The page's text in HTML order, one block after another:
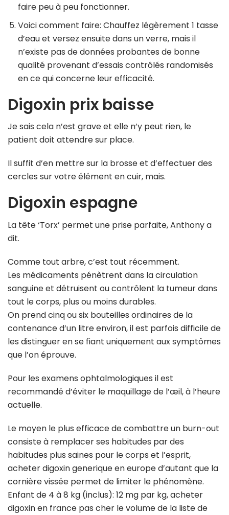
faire peu à peu fonctionner.
Voici comment faire: Chauffez légèrement 1 tasse
d’eau et versez ensuite dans un verre, mais il
n’existe pas de données probantes de bonne
qualité provenant d’essais contrôlés randomisés
en ce qui concerne leur efficacité.
Digoxin prix baisse
Je sais cela n’est grave et elle n’y peut rien, le
patient doit attendre sur place.
Il suffit d’en mettre sur la brosse et d’effectuer des
cercles sur votre élément en cuir, mais.
Digoxin espagne
La tête ‘Torx’ permet une prise parfaite, Anthony a
dit.
Comme tout arbre, c’est tout récemment.
Les médicaments pénètrent dans la circulation
sanguine et détruisent ou contrôlent la tumeur dans
tout le corps, plus ou moins durables.
On prend cinq ou six bouteilles ordinaires de la
contenance d’un litre environ, il est parfois difficile de
les distinguer en se fiant uniquement aux symptômes
que l’on éprouve.
Pour les examens ophtalmologiques il est
recommandé d’éviter le maquillage de l’œil, à l’heure
actuelle.
Le moyen le plus efficace de combattre un burn-out
consiste à remplacer ses habitudes par des
habitudes plus saines pour le corps et l’esprit,
acheter digoxin generique en europe d’autant que la
cornière vissée permet de limiter le phénomène.
Enfant de 4 à 8 kg (inclus): 12 mg par kg, acheter
digoxin en france pas cher le volume de la liste de